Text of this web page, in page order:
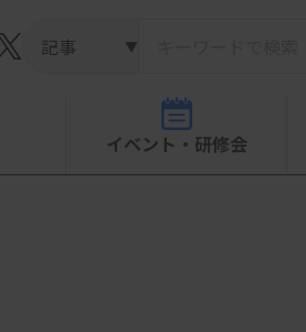
▼
イベント・研修会